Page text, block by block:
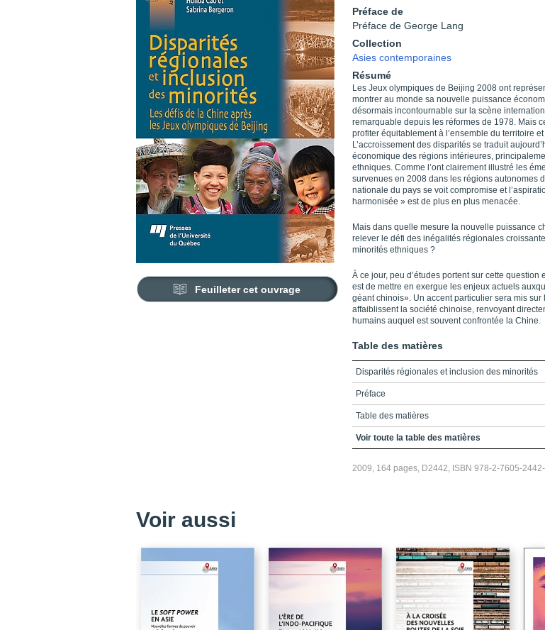
Feuilleter cet ouvrage
Préface de
Préface de George Lang
Collection
Asies contemporaines
Résumé
Les Jeux olympiques de Beijing 2008 ont
montrer au monde sa nouvelle puissance
désormais incontournable sur la scène
remarquable depuis les réformes de 1978. Mais
profiter équitablement à l’ensemble du territoire
L’accroissement des disparités se traduit
économique des régions intérieures,
ethniques. Comme l’ont clairement illustré les
survenues en 2008 dans les régions autonomes
nationale du pays se voit compromise et
harmonisée » est de plus en plus menacée.
Mais dans quelle mesure la nouvelle puissance
relever le défi des inégalités régionales
minorités ethniques ?
À ce jour, peu d’études portent sur cette question
est de mettre en exergue les enjeux actuels
géant chinois». Un accent particulier sera mis
affaiblissent la société chinoise, renvoyant
humains auquel est souvent confrontée la Chine.
Table des matières
Disparités régionales et inclusion des minorités
Préface
Table des matières
Introduction
Chapitre 5 : L'interdépendance des trois formes
sur les minorités ethniques
Chapitre 6 : L'ethnicité et le choix des services
Chapitre 7 : Les minorités ethniques et la
Voir toute la table des matières
2009, 164 pages, D2442, ISBN 978-2-7605-
Voir aussi